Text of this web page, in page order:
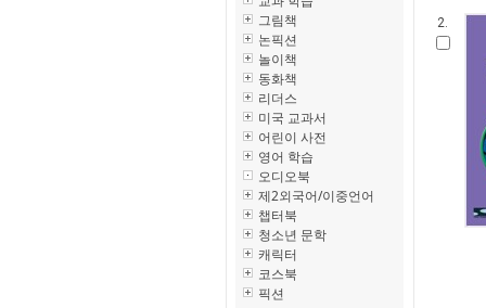
그림책
논픽션
놀이책
동화책
리더스
미국 교과서
어린이 사전
영어 학습
오디오북
제2외국어/이중언어
챕터북
청소년 문학
캐릭터
코스북
픽션
2.